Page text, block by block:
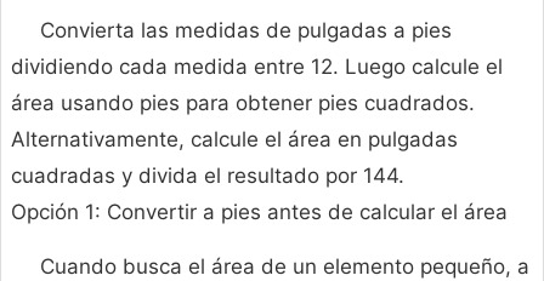
Convierta las medidas de pulgadas a pies
dividiendo cada medida entre 12. Luego calcule el
área usando pies para obtener pies cuadrados.
Alternativamente, calcule el área en pulgadas
cuadradas y divida el resultado por 144.
Opción 1: Convertir a pies antes de calcular el área
Cuando busca el área de un elemento pequeño, a